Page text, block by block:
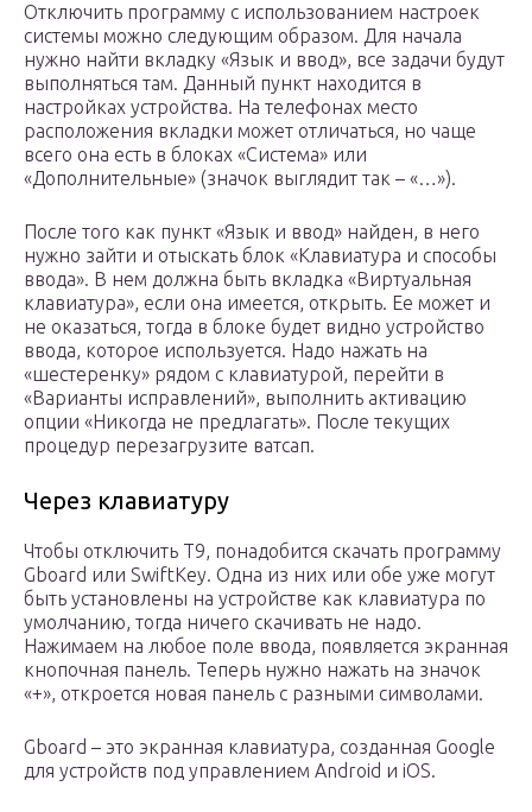
Отключить программу с использованием настроек
системы можно следующим образом. Для начала
нужно найти вкладку «Язык и ввод», все задачи будут
выполняться там. Данный пункт находится в
настройках устройства. На телефонах место
расположения вкладки может отличаться, но чаще
всего она есть в блоках «Система» или
«Дополнительные» (значок выглядит так – «…»).
После того как пункт «Язык и ввод» найден, в него
нужно зайти и отыскать блок «Клавиатура и способы
ввода». В нем должна быть вкладка «Виртуальная
клавиатура», если она имеется, открыть. Ее может и
не оказаться, тогда в блоке будет видно устройство
ввода, которое используется. Надо нажать на
«шестеренку» рядом с клавиатурой, перейти в
«Варианты исправлений», выполнить активацию
опции «Никогда не предлагать». После текущих
процедур перезагрузите ватсап.
Через клавиатуру
Чтобы отключить Т9, понадобится скачать программу
Gboard или SwiftKey. Одна из них или обе уже могут
быть установлены на устройстве как клавиатура по
умолчанию, тогда ничего скачивать не надо.
Нажимаем на любое поле ввода, появляется экранная
кнопочная панель. Теперь нужно нажать на значок
«+», откроется новая панель с разными символами.
Gboard – это экранная клавиатура, созданная Google
для устройств под управлением Android и iOS.